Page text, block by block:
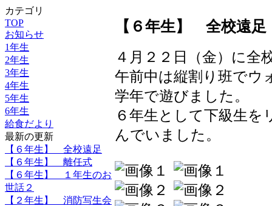
カテゴリ
TOP
お知らせ
1年生
2年生
3年生
4年生
5年生
6年生
給食だより
最新の更新
【６年生】 全校遠足
【６年生】 離任式
【６年生】 １年生のお
世話２
【２年生】 消防写生会
【６年生】 全校遠足
４月２２日（金）に全
午前中は縦割り班でウ
学年で遊びました。
６年生として下級生を
んでいました。